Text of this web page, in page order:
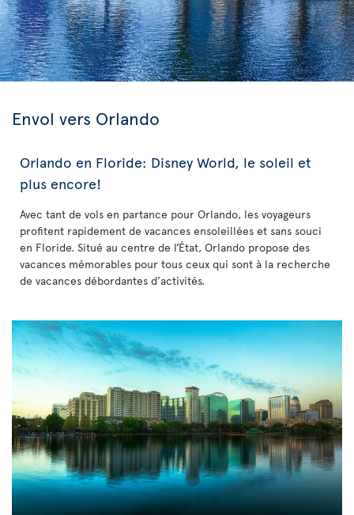
Envol vers Orlando
Orlando en Floride: Disney World, le soleil et
plus encore!
Avec tant de vols en partance pour Orlando, les voyageurs
profitent rapidement de vacances ensoleillées et sans souci
en Floride. Situé au centre de l’État, Orlando propose des
vacances mémorables pour tous ceux qui sont à la recherche
de vacances débordantes d’activités.